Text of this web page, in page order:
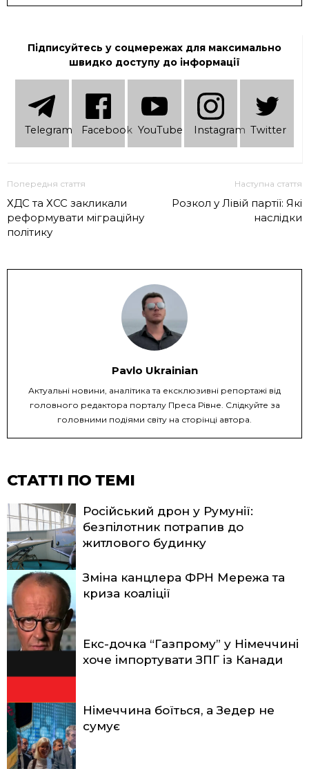
Підписуйтесь у соцмережах для максимально
швидко доступу до інформації
Telеgram Facebook YouTube Instagram Twitter
Попередня стаття
ХДС та ХСС закликали
реформувати міграційну
політику
Наступна стаття
Розкол у Лівій партії: Які
наслідки
Pavlo Ukrainian
Актуальні новини, аналітика та ексклюзивні репортажі від
головного редактора порталу Преса Рівне. Слідкуйте за
головними подіями світу на сторінці автора.
СТАТТІ ПО ТЕМІ
Російський дрон у Румунії:
безпілотник потрапив до
житлового будинку
Зміна канцлера ФРН Мережа та
криза коаліції
Екс-дочка “Газпрому” у Німеччині
хоче імпортувати ЗПГ із Канади
Німеччина боїться, а Зедер не
сумує